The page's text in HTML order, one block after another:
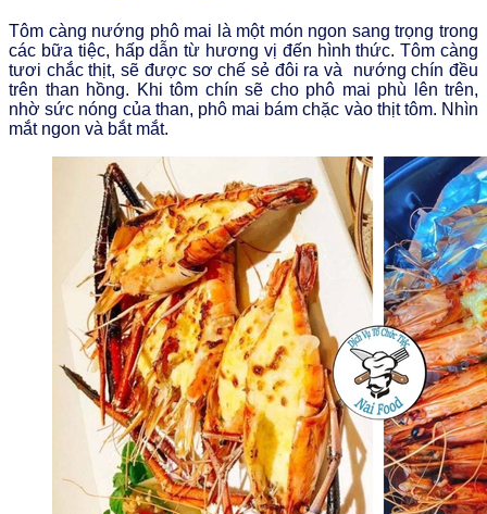
Tôm càng nướng phô mai là một món ngon sang trọng trong
các bữa tiệc, hấp dẫn từ hương vị đến hình thức. Tôm càng
tươi chắc thịt, sẽ được sơ chế sẻ đôi ra và nướng chín đều
trên than hồng. Khi tôm chín sẽ cho phô mai phù lên trên,
nhờ sức nóng của than, phô mai bám chặc vào thịt tôm. Nhìn
mắt ngon và bắt mắt.